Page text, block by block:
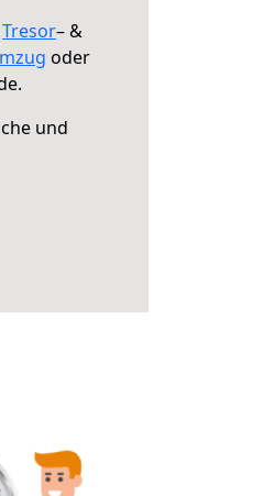
Tresor– &
oder
und